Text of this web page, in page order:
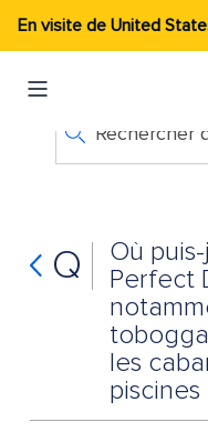
En visite de United
Rechercher
Q
Où
Perfect
les